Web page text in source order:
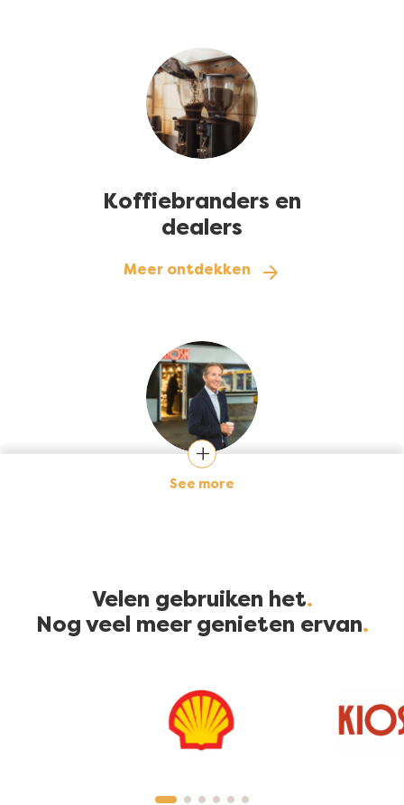
Afbeelding
Koffiebranders en
dealers
Meer ontdekken
Afbeelding
Ketens en drukke
See more
Velen gebruiken het
Nog veel meer genieten ervan